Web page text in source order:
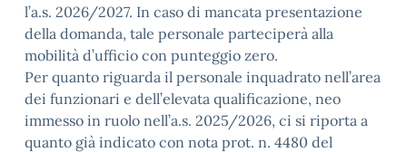
l’a.s. 2026/2027. In caso di mancata presentazione
della domanda, tale personale parteciperà alla
mobilità d’ufficio con punteggio zero.
Per quanto riguarda il personale inquadrato nell’area
dei funzionari e dell’elevata qualificazione, neo
immesso in ruolo nell’a.s. 2025/2026, ci si riporta a
quanto già indicato con nota prot. n. 4480 del